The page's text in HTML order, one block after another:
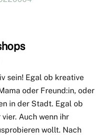
sein! Egal ob kreative
oder Freund:in, oder
in der Stadt. Egal ob
Auch wenn ihr
wollt. Nach